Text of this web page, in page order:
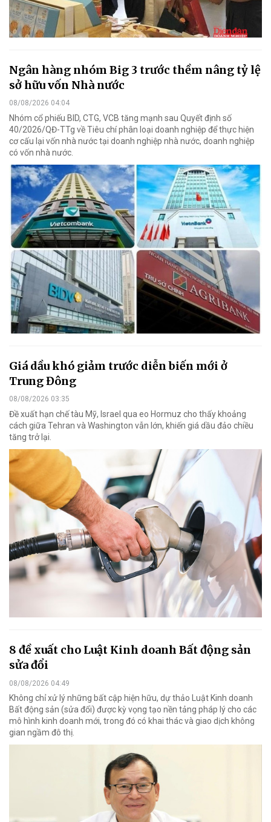
Ngân hàng nhóm Big 3 trước thềm nâng tỷ lệ
sở hữu vốn Nhà nước
08/08/2026 04:04
Nhóm cổ phiếu BID, CTG, VCB tăng mạnh sau Quyết định số
40/2026/QĐ-TTg về Tiêu chí phân loại doanh nghiệp để thực hiện
cơ cấu lại vốn nhà nước tại doanh nghiệp nhà nước, doanh nghiệp
có vốn nhà nước.
Giá dầu khó giảm trước diễn biến mới ở
Trung Đông
08/08/2026 03:35
Đề xuất hạn chế tàu Mỹ, Israel qua eo Hormuz cho thấy khoảng
cách giữa Tehran và Washington vẫn lớn, khiến giá dầu đảo chiều
tăng trở lại.
8 đề xuất cho Luật Kinh doanh Bất động sản
sửa đổi
08/08/2026 04:49
Không chỉ xử lý những bất cập hiện hữu, dự thảo Luật Kinh doanh
Bất động sản (sửa đổi) được kỳ vọng tạo nền tảng pháp lý cho các
mô hình kinh doanh mới, trong đó có khai thác và giao dịch không
gian ngầm đô thị.